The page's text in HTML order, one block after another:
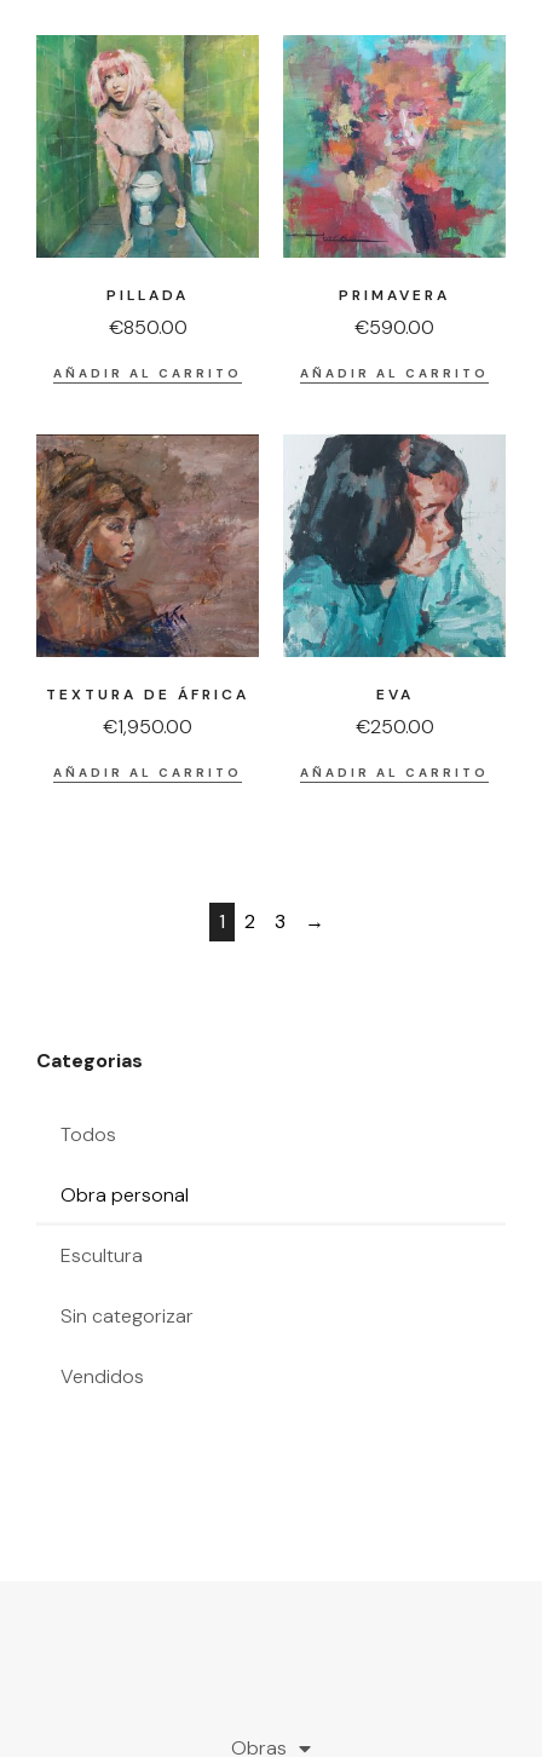
PILLADA
€850.00
AÑADIR AL CARRITO
PRIMAVERA
€590.00
AÑADIR AL CARRITO
TEXTURA DE ÁFRICA
€1,950.00
AÑADIR AL CARRITO
EVA
€250.00
AÑADIR AL CARRITO
1 2 3 →
Categorias
Todos
Obra personal
Escultura
Sin categorizar
Vendidos
Obras